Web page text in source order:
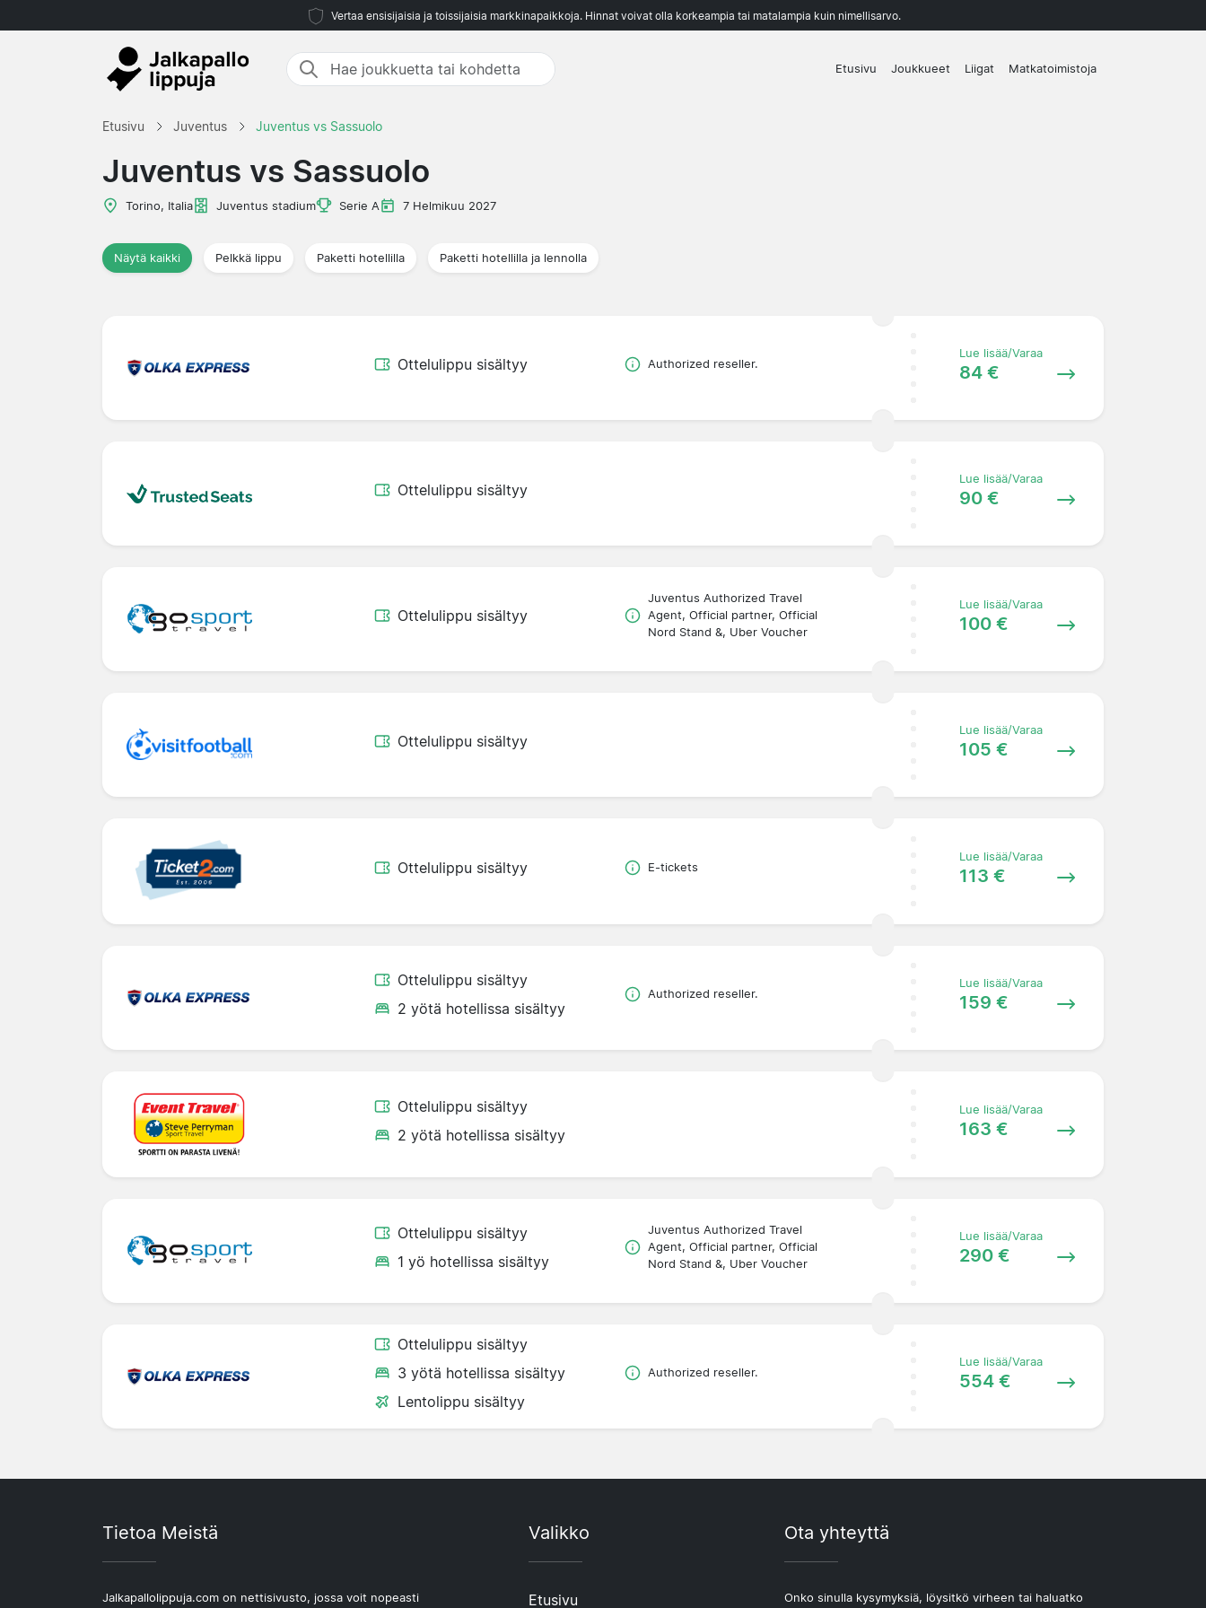
Vertaa ensisijaisia ja toissijaisia markkinapaikkoja. Hinnat voivat olla korkeampia tai matalampia kuin nimellisarvo.
Etusivu Joukkueet Liigat Matkatoimistoja
Etusivu Juventus Juventus vs Sassuolo
Juventus vs Sassuolo
Torino, Italia Juventus stadium Serie A 7 Helmikuu 2027
Näytä kaikki Pelkkä lippu Paketti hotellilla Paketti hotellilla ja lennolla
Ottelulippu sisältyy Authorized reseller.
Lue lisää/Varaa
84 €
Ottelulippu sisältyy
Lue lisää/Varaa
90 €
Ottelulippu sisältyy
Juventus Authorized Travel
Agent, Official partner, Official
Nord Stand &, Uber Voucher
Lue lisää/Varaa
100 €
Ottelulippu sisältyy
Lue lisää/Varaa
105 €
Ottelulippu sisältyy E-tickets
Lue lisää/Varaa
113 €
Ottelulippu sisältyy
2 yötä hotellissa sisältyy
Authorized reseller.
Lue lisää/Varaa
159 €
Ottelulippu sisältyy
2 yötä hotellissa sisältyy
Lue lisää/Varaa
163 €
Ottelulippu sisältyy
1 yö hotellissa sisältyy
Juventus Authorized Travel
Agent, Official partner, Official
Nord Stand &, Uber Voucher
Lue lisää/Varaa
290 €
Ottelulippu sisältyy
3 yötä hotellissa sisältyy
Lentolippu sisältyy
Authorized reseller.
Lue lisää/Varaa
554 €
Tietoa Meistä
Jalkapallolippuja.com on nettisivusto, jossa voit nopeasti
Valikko
Etusivu
Ota yhteyttä
Onko sinulla kysymyksiä, löysitkö virheen tai haluatko